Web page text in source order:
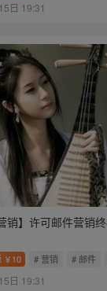
日 19:31
销】许可邮件营销
￥ 10 # 营销 # 邮件
日 19:31